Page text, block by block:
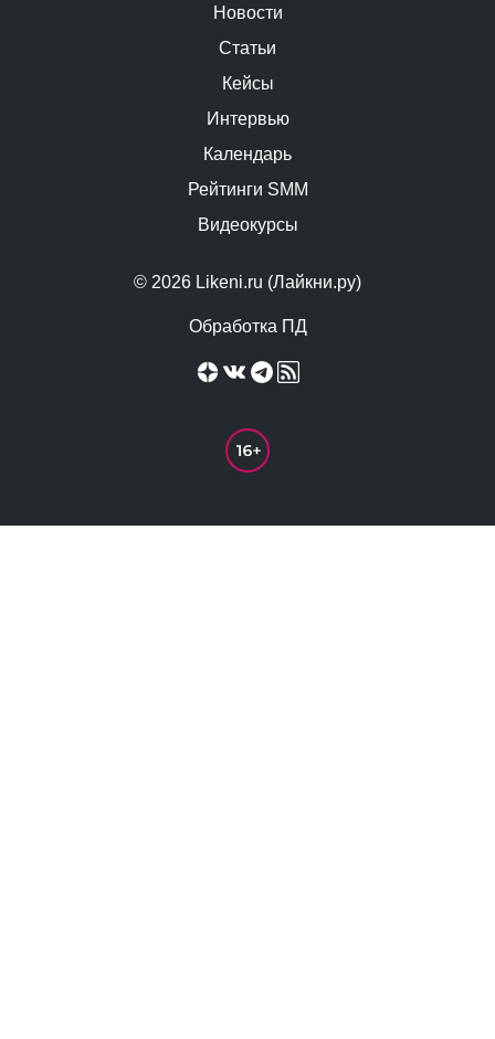
© 2026 Likeni.ru (Лайкни.ру)
Обработка ПД
Новости
Статьи
Кейсы
Интервью
Календарь
Рейтинги SMM
Видеокурсы